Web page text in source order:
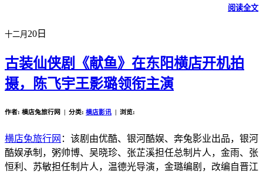
阅读全文
十二月 20日
古装仙侠剧《献鱼》在东阳横店开机拍
摄，陈飞宇王影璐领衔主演
作者: 横店兔旅行网 | 分类: 横店影讯 | 浏览:
横店兔旅行网 ：该剧由优酷、银河酷娱、奔兔影业出品，银河
酷娱承制，粥帅博、吴晓珍、张芷溪担任总制片人，金雨、张
恒利、苏敏担任制片人，温德光导演，金璐编剧，改编自晋江